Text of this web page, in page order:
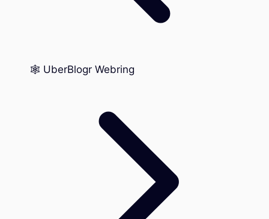
🕸️ UberBlogr Webring